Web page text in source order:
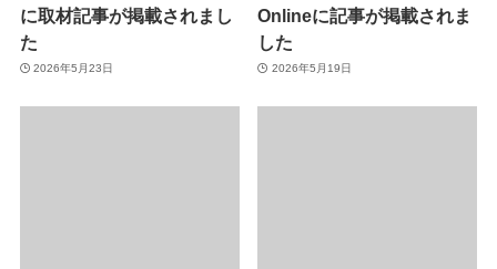
に取材記事が掲載されまし
た
2026年5月23日
Onlineに記事が掲載されま
した
2026年5月19日